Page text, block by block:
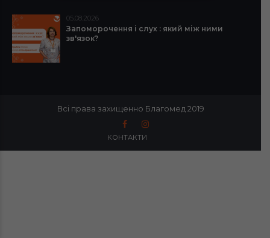
05.08.2026
Запоморочення і слух : який між ними
зв'язок?
Всі права захищенно Благомед 2019
КОНТАКТИ